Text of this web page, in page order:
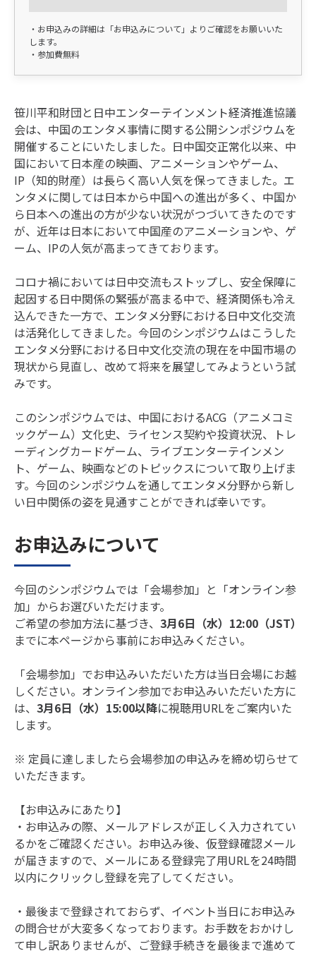
笹川平和財団と日中エンターテインメント経済推進協議
会は、中国のエンタメ事情に関する公開シンポジウムを
開催することにいたしました。日中国交正常化以来、中
国において日本産の映画、アニメーションやゲーム、
IP（知的財産）は長らく高い人気を保ってきました。エ
ンタメに関しては日本から中国への進出が多く、中国か
ら日本への進出の方が少ない状況がつづいてきたのです
が、近年は日本において中国産のアニメーションや、ゲ
ーム、IPの人気が高まってきております。
コロナ禍においては日中交流もストップし、安全保障に
起因する日中関係の緊張が高まる中で、経済関係も冷え
込んできた一方で、エンタメ分野における日中文化交流
は活発化してきました。今回のシンポジウムはこうした
エンタメ分野における日中文化交流の現在を中国市場の
現状から見直し、改めて将来を展望してみようという試
みです。
このシンポジウムでは、中国におけるACG（アニメコミ
ックゲーム）文化史、ライセンス契約や投資状況、トレ
ーディングカードゲーム、ライブエンターテインメン
ト、ゲーム、映画などのトピックスについて取り上げま
す。今回のシンポジウムを通してエンタメ分野から新し
い日中関係の姿を見通すことができれば幸いです。
お申込みについて
今回のシンポジウムでは「会場参加」と「オンライン参
加」からお選びいただけます。
ご希望の参加方法に基づき、 3月6日（水）12:00（JST）
までに本ページから事前にお申込みください。
「会場参加」でお申込みいただいた方は当日会場にお越
しください。オンライン参加でお申込みいただいた方に
は、 3月6日（水）15:00以降に視聴用URLをご案内いた
します。
※ 定員に達しましたら会場参加の申込みを締め切らせて
いただきます。
【お申込みにあたり】
・お申込みの際、メールアドレスが正しく入力されてい
るかをご確認ください。お申込み後、仮登録確認メール
が届きますので、メールにある登録完了用URLを24時間
以内にクリックし登録を完了してください。
・最後まで登録されておらず、イベント当日にお申込み
の問合せが大変多くなっております。お手数をおかけし
て申し訳ありませんが、ご登録手続きを最後まで進めて
・お申込みの詳細は「お申込みについて」よりご確認をお願いいた
します。
・参加費無料